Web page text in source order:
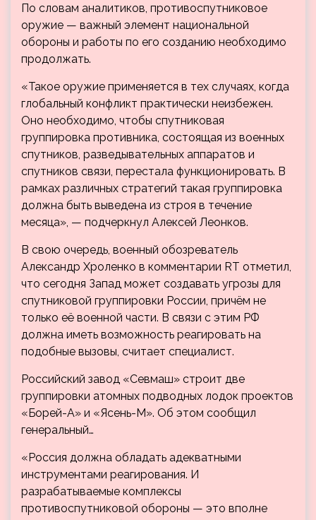
По словам аналитиков, противоспутниковое
оружие — важный элемент национальной
обороны и работы по его созданию необходимо
продолжать.
«Такое оружие применяется в тех случаях, когда
глобальный конфликт практически неизбежен.
Оно необходимо, чтобы спутниковая
группировка противника, состоящая из военных
спутников, разведывательных аппаратов и
спутников связи, перестала функционировать. В
рамках различных стратегий такая группировка
должна быть выведена из строя в течение
месяца», — подчеркнул Алексей Леонков.
В свою очередь, военный обозреватель
Александр Хроленко в комментарии RT отметил,
что сегодня Запад может создавать угрозы для
спутниковой группировки России, причём не
только её военной части. В связи с этим РФ
должна иметь возможность реагировать на
подобные вызовы, считает специалист.
Российский завод «Севмаш» строит две
группировки атомных подводных лодок проектов
«Борей-А» и «Ясень-М». Об этом сообщил
генеральный…
«Россия должна обладать адекватными
инструментами реагирования. И
разрабатываемые комплексы
противоспутниковой обороны — это вполне